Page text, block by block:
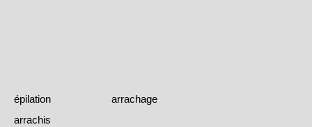
épilation
arrachage
arrachis